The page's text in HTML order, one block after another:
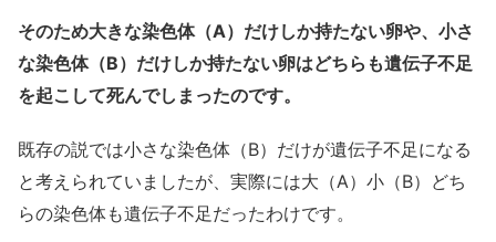
そのため大きな染色体（A）だけしか持たない卵や、小さ
な染色体（B）だけしか持たない卵はどちらも遺伝子不足
を起こして死んでしまったのです。
既存の説では小さな染色体（B）だけが遺伝子不足になる
と考えられていましたが、実際には大（A）小（B）どち
らの染色体も遺伝子不足だったわけです。